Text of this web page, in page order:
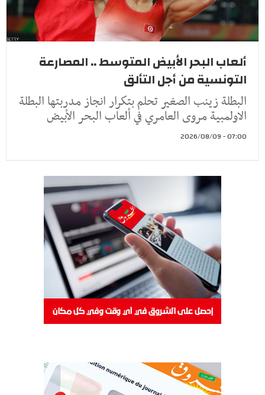
ألعاب البحر الأبيض المتوسط .. المصارعة
التونسية من أجل التألق
البطلة زينب الصغير تحلم بتكرار انجاز مدربتها البطلة
الاولمبية مروى العامري في ألعاب البحر الأبيض
07:00 - 2026/08/09